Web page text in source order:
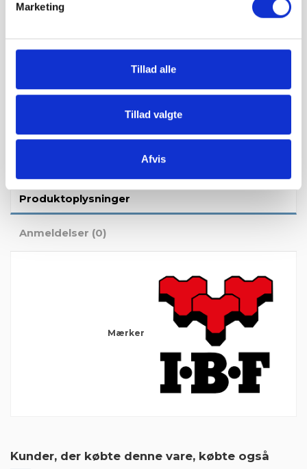
Marketing
Tillad alle
Tillad valgte
Afvis
Produktoplysninger
Anmeldelser (0)
Mærker
Kunder, der købte denne vare, købte også